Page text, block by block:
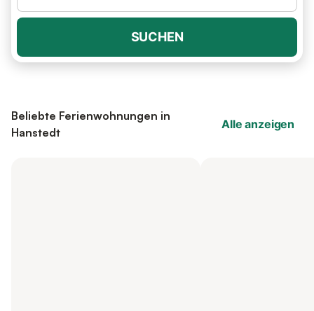
SUCHEN
Beliebte Ferienwohnungen in
Hanstedt
Alle anzeigen